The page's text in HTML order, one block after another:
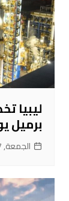
ليبيا
برميل
الجمعة, 7 أغسطس 2026, 20:54